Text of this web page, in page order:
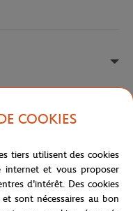
COOKIES
tiers utilisent des cookies
internet et vous proposer
d'intérêt. Des cookies
sont nécessaires au bon